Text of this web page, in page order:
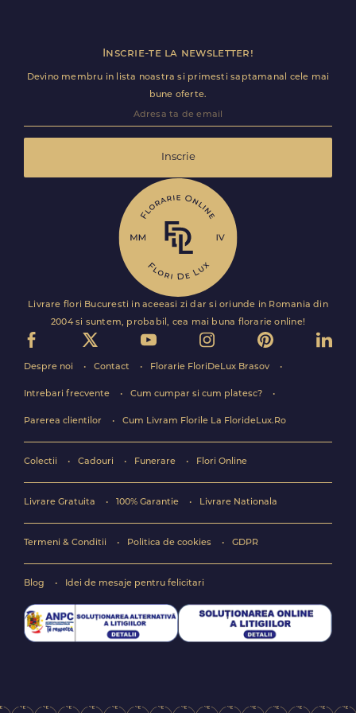
Inscrie-te la newsletter!
Devino membru in lista noastra si primesti saptamanal cele mai
bune oferte.
Inscrie
Livrare flori Bucuresti in aceeasi zi dar si oriunde in Romania din
2004 si suntem, probabil, cea mai buna florarie online!
Despre noi Contact Florarie FloriDeLux Brasov
Intrebari frecvente Cum cumpar si cum platesc?
Parerea clientilor Cum Livram Florile La FlorideLux.Ro
Colectii Cadouri Funerare Flori Online
Livrare Gratuita 100% Garantie Livrare Nationala
Termeni & Conditii Politica de cookies GDPR
Blog Idei de mesaje pentru felicitari